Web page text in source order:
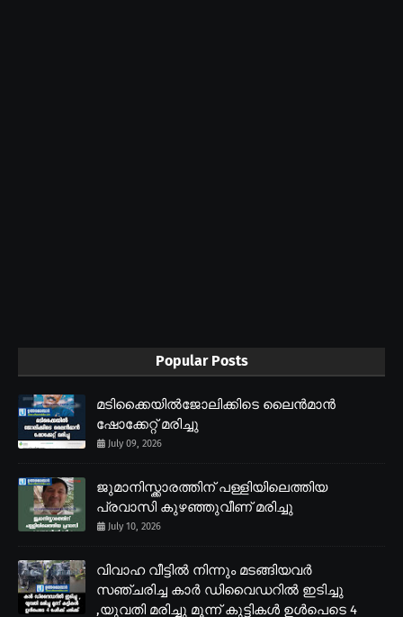
Popular Posts
മടിക്കൈയിൽജോലിക്കിടെ ലൈൻമാൻ
ഷോക്കേറ്റ് മരിച്ചു
July 09, 2026
ജുമാനിസ്ക്കാരത്തിന് പള്ളിയിലെത്തിയ
പ്രവാസി കുഴഞ്ഞുവീണ് മരിച്ചു
July 10, 2026
വിവാഹ വീട്ടിൽ നിന്നും മടങ്ങിയവർ
സഞ്ചരിച്ച കാർ ഡിവൈഡറിൽ ഇടിച്ചു
,യുവതി മരിച്ചു മൂന്ന് കുട്ടികൾ ഉൾപെടെ 4